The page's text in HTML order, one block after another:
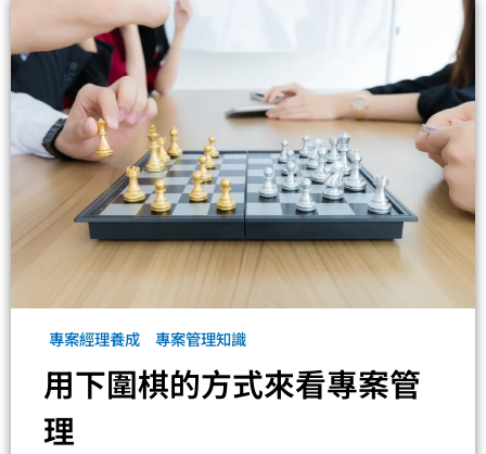
專案經理養成 專案管理知識
用下圍棋的方式來看專案管
理